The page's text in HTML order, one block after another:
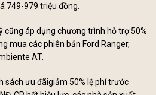
749-979 triệu đồng.
cũng áp dụng chương trình hỗ trợ 50%
mua các phiên bản Ford Ranger,
AT.
sách ưu đãigiảm 50% lệ phí trước